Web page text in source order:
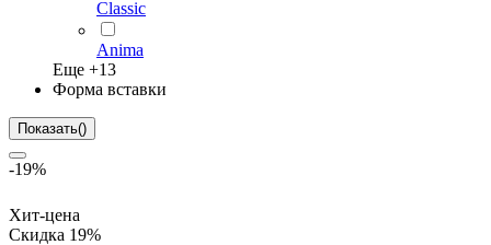
Classic
Anima
Еще +13
Форма вставки
Показать()
-19%
Хит-цена
Скидка 19%